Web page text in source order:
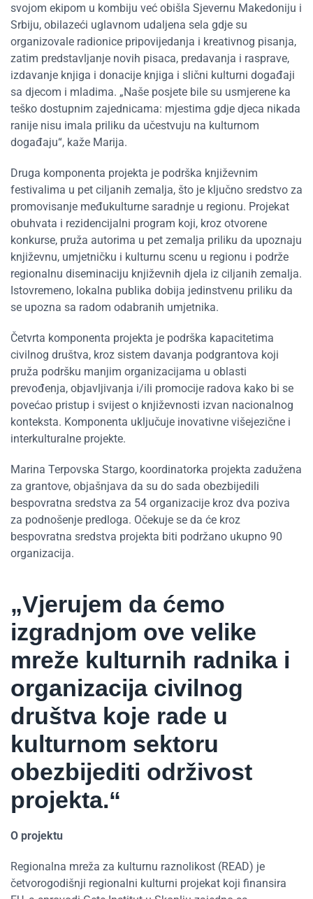
svojom ekipom u kombiju već obišla Sjevernu Makedoniju i
Srbiju, obilazeći uglavnom udaljena sela gdje su
organizovale radionice pripovijedanja i kreativnog pisanja,
zatim predstavljanje novih pisaca, predavanja i rasprave,
izdavanje knjiga i donacije knjiga i slični kulturni događaji
sa djecom i mladima. „Naše posjete bile su usmjerene ka
teško dostupnim zajednicama: mjestima gdje djeca nikada
ranije nisu imala priliku da učestvuju na kulturnom
događaju“, kaže Marija.
Druga komponenta projekta je podrška književnim
festivalima u pet ciljanih zemalja, što je ključno sredstvo za
promovisanje međukulturne saradnje u regionu. Projekat
obuhvata i rezidencijalni program koji, kroz otvorene
konkurse, pruža autorima u pet zemalja priliku da upoznaju
književnu, umjetničku i kulturnu scenu u regionu i podrže
regionalnu diseminaciju književnih djela iz ciljanih zemalja.
Istovremeno, lokalna publika dobija jedinstvenu priliku da
se upozna sa radom odabranih umjetnika.
Četvrta komponenta projekta je podrška kapacitetima
civilnog društva, kroz sistem davanja podgrantova koji
pruža podršku manjim organizacijama u oblasti
prevođenja, objavljivanja i/ili promocije radova kako bi se
povećao pristup i svijest o književnosti izvan nacionalnog
konteksta. Komponenta uključuje inovativne višejezične i
interkulturalne projekte.
Marina Terpovska Stargo, koordinatorka projekta zadužena
za grantove, objašnjava da su do sada obezbijedili
bespovratna sredstva za 54 organizacije kroz dva poziva
za podnošenje predloga. Očekuje se da će kroz
bespovratna sredstva projekta biti podržano ukupno 90
organizacija.
„Vjerujem da ćemo
izgradnjom ove velike
mreže kulturnih radnika i
organizacija civilnog
društva koje rade u
kulturnom sektoru
obezbijediti održivost
projekta.“
O projektu
Regionalna mreža za kulturnu raznolikost (READ) je
četvorogodišnji regionalni kulturni projekat koji finansira